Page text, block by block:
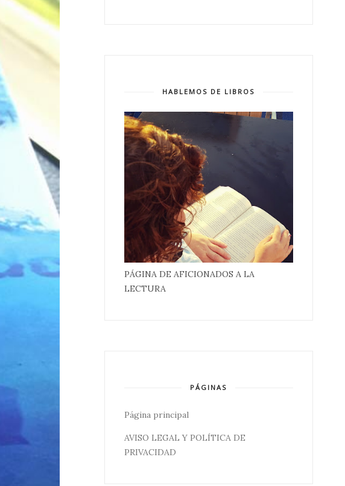
HABLEMOS DE LIBROS
PÁGINA DE AFICIONADOS A LA
LECTURA
PÁGINAS
Página principal
AVISO LEGAL Y POLÍTICA DE
PRIVACIDAD